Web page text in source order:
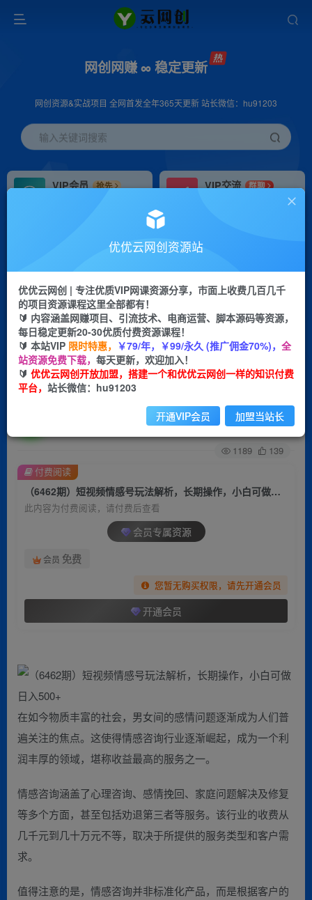
网创网赚 ∞ 稳定更新
网创资源&实战项目 全网首发全年365天更新 站长微信：hu91203
输入关键词搜索
VIP会员
抢先
VIP交流
群聊
研究探讨更多创业项目路子。
会员专属推广链接
挂机 项目
脚本卡密
APP下载
GO
首页 创业课程 会员专属 正文
（6462期）短视频情感号玩法解析，长期操作，
小白可做日入500+
关注 私信
1189 139
（6462期）短视频情感号玩法解析，长期操作，小白可做日入500+
此内容为付费阅读，请付费后查看
会员专属资源
会员 免费
您暂无购买权限，请先开通会员
开通会员
付费阅读
在如今物质丰富的社会，男女间的感情问题逐渐成为人们普
遍关注的焦点。这使得情感咨询行业逐渐崛起，成为一个利
润丰厚的领域，堪称收益最高的服务之一。
情感咨询涵盖了心理咨询、感情挽回、家庭问题解决及修复
等多个方面，甚至包括劝退第三者等服务。该行业的收费从
几千元到几十万元不等，取决于所提供的服务类型和客户需
求。
值得注意的是，情感咨询并非标准化产品，而是根据客户的
优优云网创资源站
优优云网创 | 专注优质VIP网课资源分享，市面上收费几百几千
的项目资源课程这里全部都有！
🔰 内容涵盖网赚项目、引流技术、电商运营、脚本源码等资源，
每日稳定更新20-30优质付费资源课程！
🔰 本站VIP 限时特惠， ￥79/年，￥99/永久 (推广佣金70%)， 全
站资源免费下载， 每天更新，欢迎加入！
🔰 优优云网创开放加盟，搭建一个和优优云网创一样的知识付费
平台， 站长微信：hu91203
开通VIP会员 加盟当站长